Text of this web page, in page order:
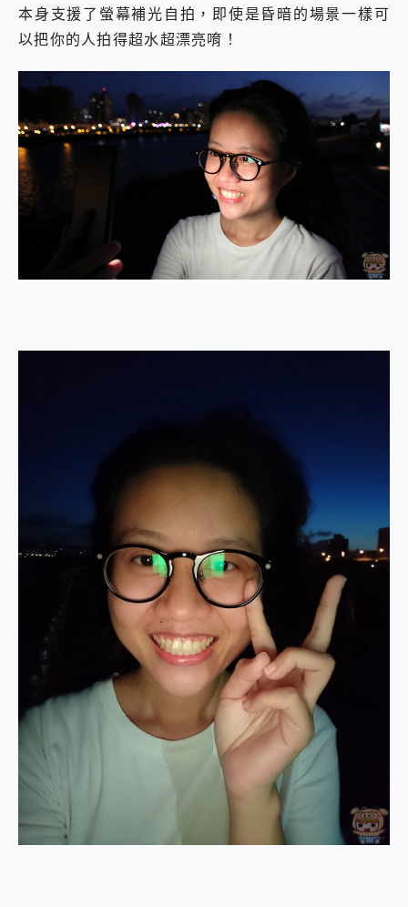
本身支援了螢幕補光自拍，即使是昏暗的場景一樣可
以把你的人拍得超水超漂亮唷！